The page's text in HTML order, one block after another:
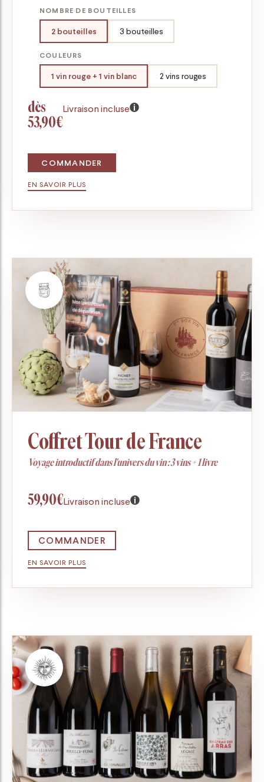
NOMBRE DE BOUTEILLES
2 bouteilles 3 bouteilles
COULEURS
1 vin rouge + 1 vin blanc 2 vins rouges
dès
53,90€
Livraison incluse
COMMANDER
EN SAVOIR PLUS
Coffret Tour de France
Voyage introductif dans l'univers du vin : 3 vins + 1 livre
59,90€Livraison incluse
COMMANDER
EN SAVOIR PLUS